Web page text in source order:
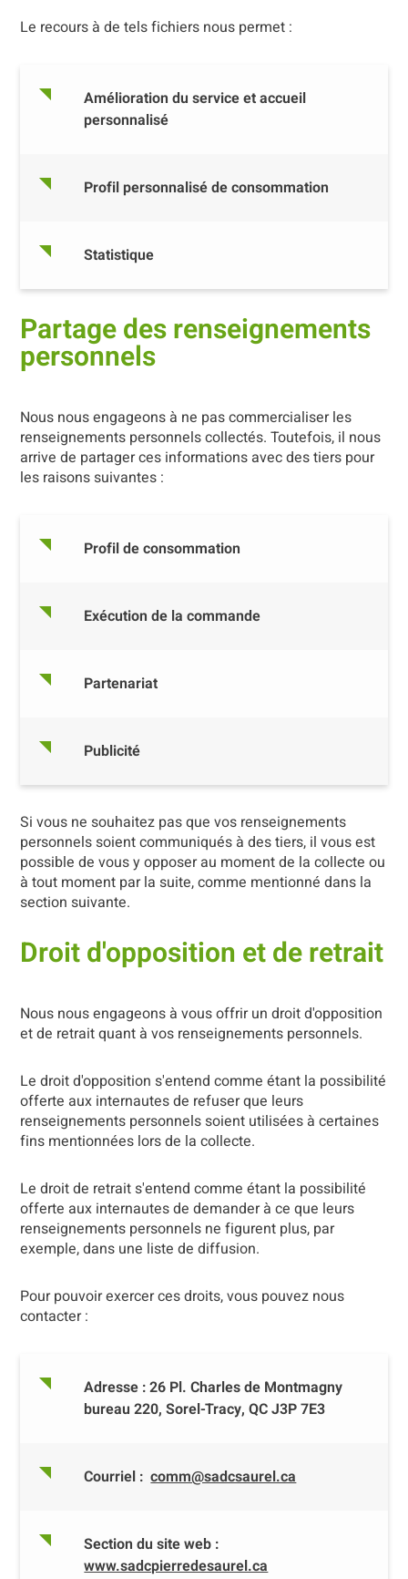
Le recours à de tels fichiers nous permet :
Amélioration du service et accueil
personnalisé
Profil personnalisé de consommation
Statistique
Partage des renseignements
personnels
Nous nous engageons à ne pas commercialiser les
renseignements personnels collectés. Toutefois, il nous
arrive de partager ces informations avec des tiers pour
les raisons suivantes :
Profil de consommation
Exécution de la commande
Partenariat
Publicité
Si vous ne souhaitez pas que vos renseignements
personnels soient communiqués à des tiers, il vous est
possible de vous y opposer au moment de la collecte ou
à tout moment par la suite, comme mentionné dans la
section suivante.
Droit d'opposition et de retrait
Nous nous engageons à vous offrir un droit d'opposition
et de retrait quant à vos renseignements personnels.
Le droit d'opposition s'entend comme étant la possibilité
offerte aux internautes de refuser que leurs
renseignements personnels soient utilisées à certaines
fins mentionnées lors de la collecte.
Le droit de retrait s'entend comme étant la possibilité
offerte aux internautes de demander à ce que leurs
renseignements personnels ne figurent plus, par
exemple, dans une liste de diffusion.
Pour pouvoir exercer ces droits, vous pouvez nous
contacter :
Adresse : 26 Pl. Charles de Montmagny
bureau 220, Sorel-Tracy, QC J3P 7E3
Courriel :comm@sadcsaurel.ca
Section du site web :
www.sadcpierredesaurel.ca